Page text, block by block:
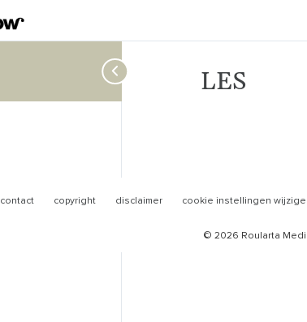
LES
© 2026 Roularta
contact copyright disclaimer cookie instellingen